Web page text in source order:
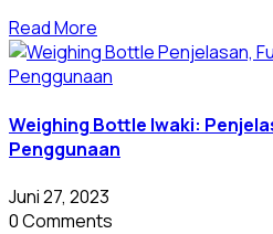
Read More
Weighing Bottle Iwaki:
Penggunaan
Juni 27, 2023
0 Comments